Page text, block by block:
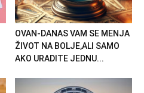
OVAN-DANAS VAM SE MENJA
ŽIVOT NA BOLJE,ALI SAMO
AKO URADITE JEDNU...